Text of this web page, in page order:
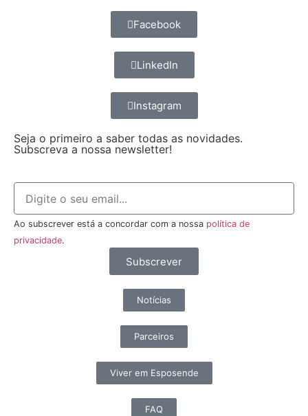
Facebook
LinkedIn
Instagram
Seja o primeiro a saber todas as novidades.
Subscreva a nossa newsletter!
Ao subscrever está a concordar com a nossa política de
privacidade.
Subscrever
Notícias
Parceiros
Viver em Esposende
FAQ